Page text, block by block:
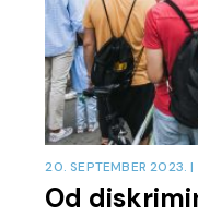
Od
20. SEPTEMBER 2023. |